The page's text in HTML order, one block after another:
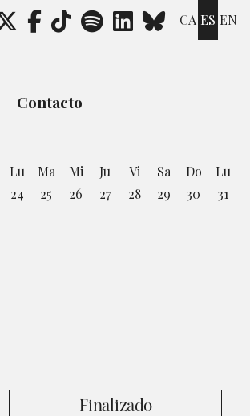
CA ES EN
instagram
a youtube
Link a twitter
Link a facebook
Link a ticktok
Link a spotify
Link aLink a
Contacto
Lu
24
Ma
25
Mi
26
Ju
27
Vi
28
Sa
29
Do
30
Lu
31
Finalizado